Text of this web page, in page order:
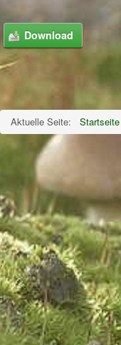
Aktuelle Seite:
Startseite